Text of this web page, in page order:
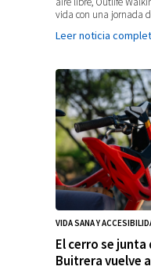
vida con una jornada
Leer noticia
VIDA SANA Y
El cerro se junta
Buitrera vuelve